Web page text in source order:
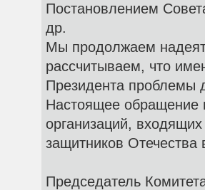
Постановлением
др.
Мы продолжаем
рассчитываем, что
Президента проблемы
Настоящее обращение
организаций,
защитников Отечества
Председатель